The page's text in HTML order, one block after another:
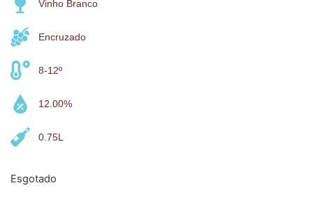
Vinho Branco
Encruzado
8-12º
12.00%
0.75L
Esgotado